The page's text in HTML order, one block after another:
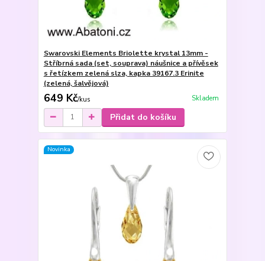
Swarovski Elements Briolette krystal 13mm -
Stříbrná sada (set, souprava) náušnice a přívěsek
s řetízkem zelená slza, kapka 39167.3 Erinite
(zelená, šalvějová)
649 Kč/kus Skladem
Přidat do košíku
Novinka